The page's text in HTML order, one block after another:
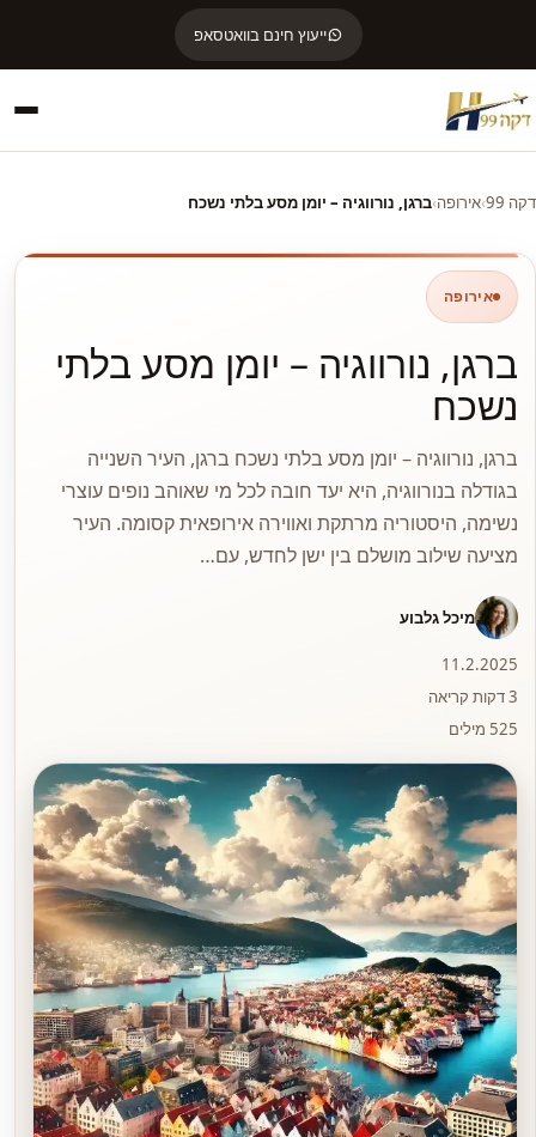
ייעוץ חינם בוואטסאפ
דקה 99 ›אירופה›ברגן, נורווגיה – יומן מסע בלתי נשכח
אירופה
ברגן, נורווגיה – יומן מסע בלתי
נשכח
ברגן, נורווגיה – יומן מסע בלתי נשכח ברגן, העיר השנייה
בגודלה בנורווגיה, היא יעד חובה לכל מי שאוהב נופים עוצרי
נשימה, היסטוריה מרתקת ואווירה אירופאית קסומה. העיר
מציעה שילוב מושלם בין ישן לחדש, עם…
מיכל גלבוע
11.2.2025
3 דקות קריאה
525 מילים